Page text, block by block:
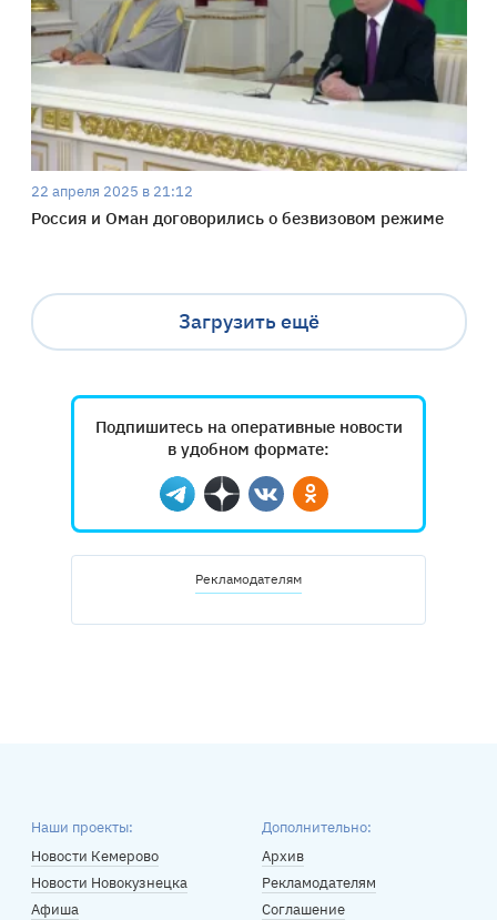
22 апреля 2025 в 21:12
Россия и Оман договорились о безвизовом режиме
Загрузить ещё
Подпишитесь на оперативные новости
в удобном формате:
Telegram
ДзенВконтактеОдноклассники
Рекламодателям
Наши проекты:
Новости Кемерово
Новости Новокузнецка
Афиша
Дополнительно:
Архив
Рекламодателям
Соглашение